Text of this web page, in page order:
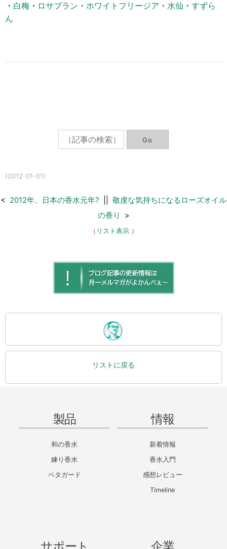
・ 白梅 ・ ロサブラン ・ ホワイトフリージア ・ 水仙 ・ すずら
ん
(2012-01-01)
< 2012年、日本の香水元年?
敬虔な気持ちになるローズオイル
の香り
>
（ リスト表示）
リストに戻る
製品
和の香水
練り香水
ベタガード
情報
新着情報
香水入門
感想レビュー
Timeline
サポート 企業